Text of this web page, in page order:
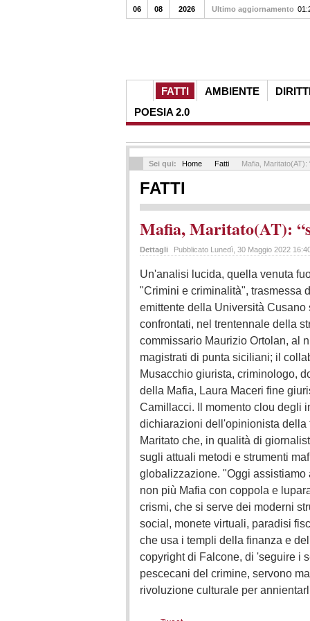
FATTI AMBIENTE
POESIA 2.0
06 08 2026 Ultimo aggiornamento
Sei qui: Home Fatti Mafia, Maritato(AT):
FATTI
Mafia, Maritato(AT):
Dettagli Pubblicato Lunedì, 30 Maggio 2022
Un'analisi lucida, quella venuta
"Crimini e criminalità", trasmessa
emittente della Università
confrontati, nel trentennale della
commissario Maurizio Ortolan, al
magistrati di punta siciliani; il
Musacchio giurista, criminologo,
della Mafia, Laura Maceri fine
Camillacci. Il momento clou degli
dichiarazioni dell'opinionista della
Maritato che, in qualità di
sugli attuali metodi e strumenti
globalizzazione. "Oggi
non più Mafia con coppola e
crismi, che si serve dei moderni
social, monete virtuali, paradisi
che usa i templi della finanza e
copyright di Falcone, di 'seguire i
pescecani del crimine, servono
rivoluzione culturale per